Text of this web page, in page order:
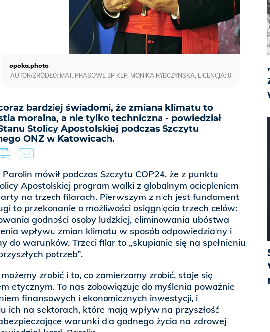
bardziej świadomi, że zmiana klimatu to
moralna, a nie tylko techniczna - powiedział
Stolicy Apostolskiej podczas Szczytu
ONZ w Katowicach.
opoka.photo
AUTOR/ŹRÓDŁO: MAT. PRASOWE BP KEP, MONIKA RYBCZYŃSKA, LICENCJA: 0
mówił podczas Szczytu COP24, że z punktu
Apostolskiej program walki z globalnym ociepleniem
na trzech filarach. Pierwszym z nich jest fundament
to przekonanie o możliwości osiągnięcia trzech celów:
godności osoby ludzkiej, eliminowania ubóstwa
wpływu zmian klimatu w sposób odpowiedzialny i
do warunków. Trzeci filar to „skupianie się na spełnieniu
potrzeb”.
zrobić i to, co zamierzamy zrobić, staje się
etycznym. To nas zobowiązuje do myślenia poważnie
finansowych i ekonomicznych inwestycji, i
ich na sektorach, które mają wpływ na przyszłość
warunki dla godnego życia na zdrowej